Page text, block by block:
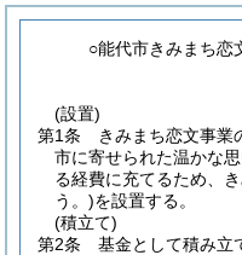
○能代市きみまち恋
(設置)
第1条
きみまち恋文事業
市に寄せられた温かな
る経費に充てるため、
う。)を設置する。
(積立て)
第2条
基金として積み立